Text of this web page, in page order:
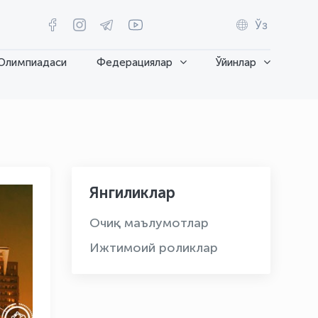
Ўз
Федерациялар Ўйинлар
Янгиликлар
Очиқ маълумотлар
Ижтимоий роликлар